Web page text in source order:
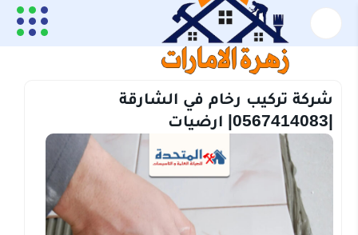
الرئيسية
تركيب رخام
شركة تركيب رخام في الشارقة |0567414083| ارضيات
شركة تركيب رخام في الشارقة
|0567414083| ارضيات